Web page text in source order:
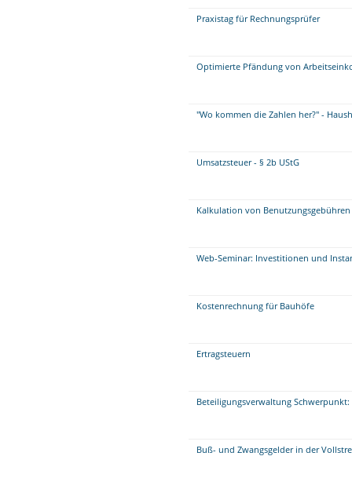
Praxistag für Rechnungsprüfer
Optimierte Pfändung von
"Wo kommen die Zahlen her?" -
Umsatzsteuer - § 2b UStG
Kalkulation von
Web-Seminar: Investitionen und
Kostenrechnung für Bauhöfe
Ertragsteuern
Beteiligungsverwaltung
Buß- und Zwangsgelder in der